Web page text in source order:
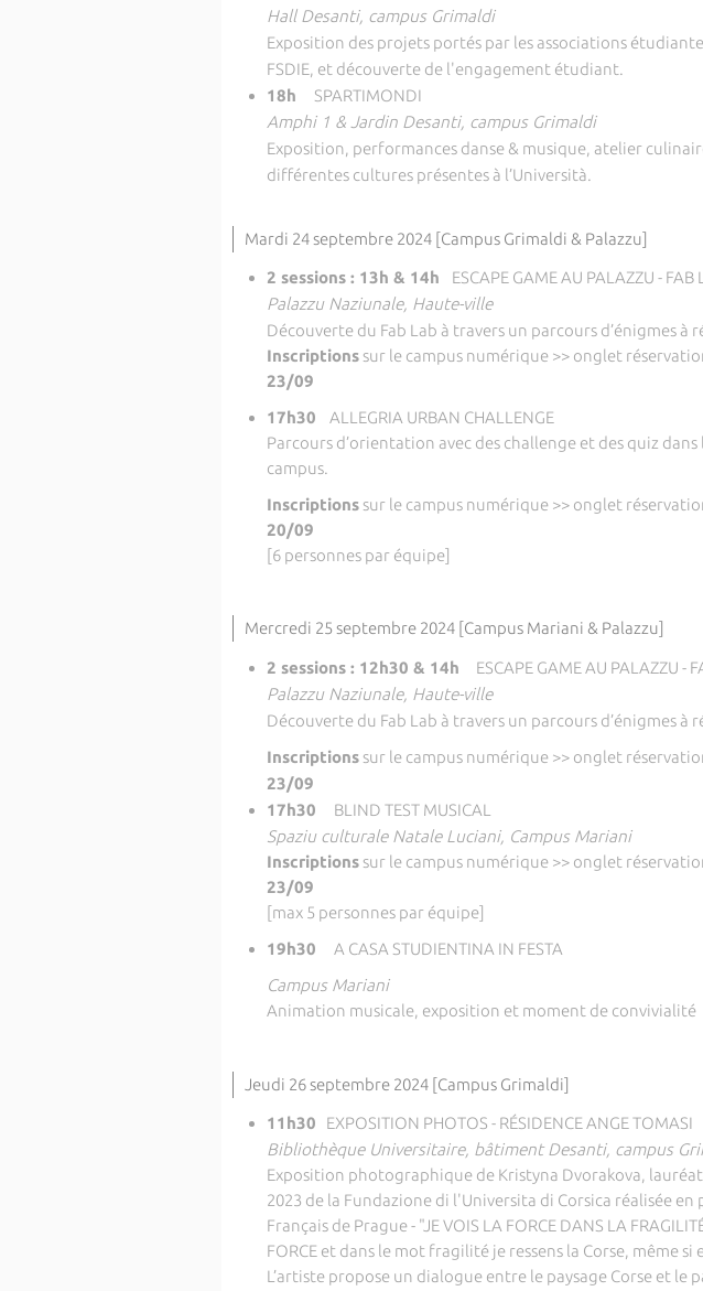
Hall Desanti, campus Grimaldi
Exposition des projets portés par les associations
FSDIE, et découverte de l'engagement étudiant.
18h SPARTIMONDI
Amphi 1 & Jardin Desanti, campus Grimaldi
Exposition, performances danse & musique, atelier
différentes cultures présentes à l’Università.
Mardi 24 septembre 2024 [Campus Grimaldi & Palazzu]
2 sessions : 13h & 14h
ESCAPE GAME AU PALAZZU - FAB
Palazzu Naziunale, Haute-ville
Découverte du Fab Lab à travers un parcours d’énigmes à
Inscriptionssur le campus numérique >> onglet
23/09
17h30 ALLEGRIA URBAN CHALLENGE
Parcours d’orientation avec des challenge et des quiz
campus.
Inscriptionssur le campus numérique >> onglet
20/09
[6 personnes par équipe]
Mercredi 25 septembre 2024 [Campus Mariani & Palazzu]
2 sessions : 12h30 & 14h
ESCAPE GAME AU PALAZZU -
Palazzu Naziunale, Haute-ville
Découverte du Fab Lab à travers un parcours d’énigmes à
Inscriptionssur le campus numérique >> onglet
23/09
17h30 BLIND TEST MUSICAL
Spaziu culturale Natale Luciani, Campus Mariani
Inscriptionssur le campus numérique >> onglet
23/09
[max 5 personnes par équipe]
19h30 A CASA STUDIENTINA IN FESTA
Campus Mariani
Animation musicale, exposition et moment de convivialité
Jeudi 26 septembre 2024 [Campus Grimaldi]
11h30 EXPOSITION PHOTOS - RÉSIDENCE ANGE TOMASI
Bibliothèque Universitaire, bâtiment Desanti, campus
Exposition photographique de Kristyna Dvorakova,
2023 de la Fundazione di l'Universita di Corsica réalisée
Français de Prague - "JE VOIS LA FORCE DANS LA
FORCE et dans le mot fragilité je ressens la Corse, même
L’artiste propose un dialogue entre le paysage Corse et le